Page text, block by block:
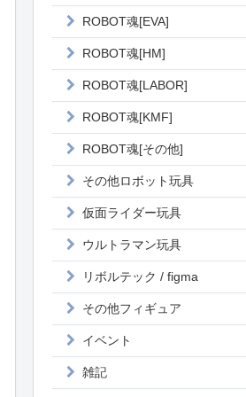
ROBOT魂[EVA]
ROBOT魂[HM]
ROBOT魂[LABOR]
ROBOT魂[KMF]
ROBOT魂[その他]
その他ロボット玩具
仮面ライダー玩具
ウルトラマン玩具
リボルテック / figma
その他フィギュア
イベント
雑記